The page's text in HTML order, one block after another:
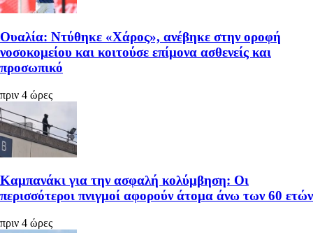
Ουαλία: Ντύθηκε «Χάρος», ανέβηκε στην οροφή
νοσοκομείου και κοιτούσε επίμονα ασθενείς και
προσωπικό
πριν 4 ώρες
Καμπανάκι για την ασφαλή κολύμβηση: Οι
περισσότεροι πνιγμοί αφορούν άτομα άνω των 60 ετών
πριν 4 ώρες